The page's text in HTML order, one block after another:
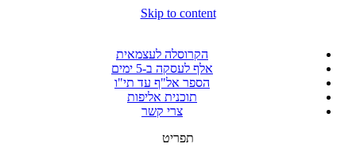
Skip to content
הקרוסלה לעצמאית
אלף לעסקה ב-5 ימים
הספר אל"ף עד תי"ו
תוכנית אליפות
צרי קשר
תפריט